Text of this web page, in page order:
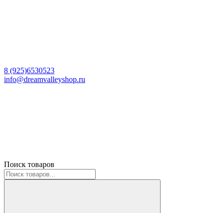
8 (925)6530523
info@dreamvalleyshop.ru
Поиск товаров